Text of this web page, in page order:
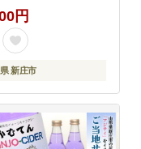
円
新庄市